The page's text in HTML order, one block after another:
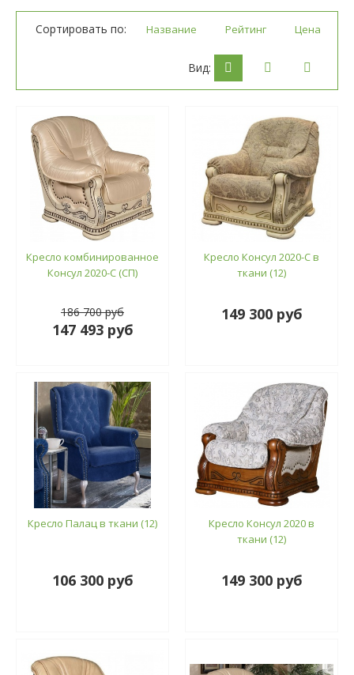
Сортировать по: Название Рейтинг Цена
Вид:
Кресло комбинированное
Консул 2020-С (СП)
186 700 руб
147 493 руб
Кресло Консул 2020-С в
ткани (12)
149 300 руб
Кресло Палац в ткани (12)
106 300 руб
Кресло Консул 2020 в
ткани (12)
149 300 руб